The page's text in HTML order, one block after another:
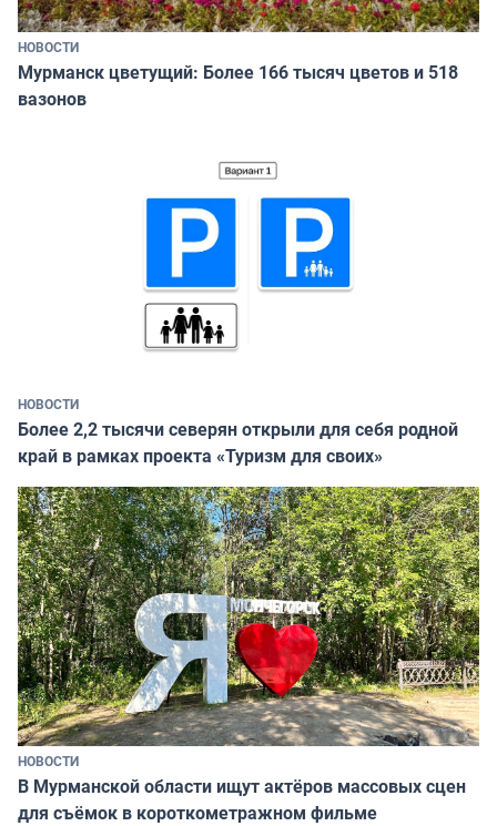
НОВОСТИ
Мурманск цветущий: Более 166 тысяч цветов и 518
вазонов
НОВОСТИ
Более 2,2 тысячи северян открыли для себя родной
край в рамках проекта «Туризм для своих»
НОВОСТИ
В Мурманской области ищут актёров массовых сцен
для съёмок в короткометражном фильме